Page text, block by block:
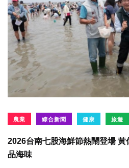
農業 綜合新聞 健康 旅遊
2026台南七股海鮮節熱鬧登場 黃
品海味